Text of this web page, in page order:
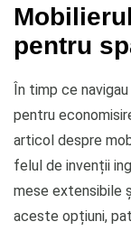
pentru
În timp ce
pentru
articol despre
felul de invenții
mese extensibile
aceste opțiuni,